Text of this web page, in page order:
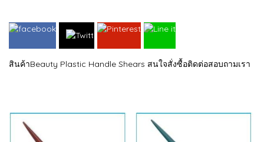
สินค้าBeauty Plastic Handle Shears สนใจสั่งซื้อติดต่อสอบถามเรา